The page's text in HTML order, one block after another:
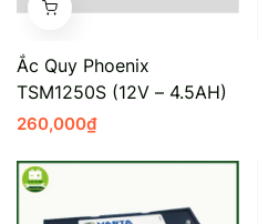
Ắc Quy Phoenix
TSM1250S (12V – 4.5AH)
260,000₫